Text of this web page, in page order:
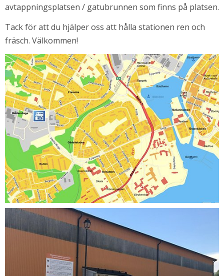
avtappningsplatsen / gatubrunnen som finns på platsen.
Tack för att du hjälper oss att hålla stationen ren och
fräsch. Välkommen!